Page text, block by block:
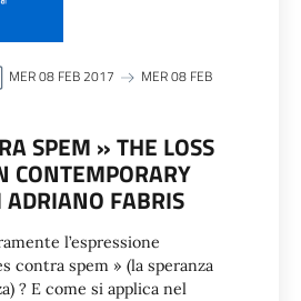
MER 08 FEB 2017
MER 08 FEB
SPEM » THE LOSS
CONTEMPORARY
ADRIANO FABRIS
l’espressione
contra spem » (la speranza
? E come si applica nel